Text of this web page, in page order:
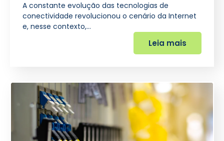
A constante evolução das tecnologias de
conectividade revolucionou o cenário da Internet
e, nesse contexto,…
Leia mais